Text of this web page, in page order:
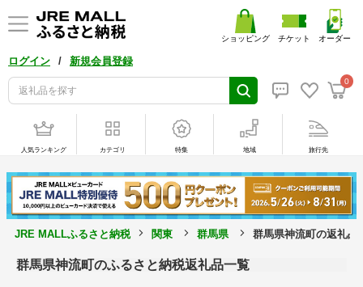
ログイン / 新規会員登録
0
ショッピング チケット オーダー
人気ランキング カテゴリ 特集 地域 旅行先
JRE MALLふるさと納税 関東 群馬県 群馬県神流町の返礼品
群馬県神流町のふるさと納税返礼品一覧